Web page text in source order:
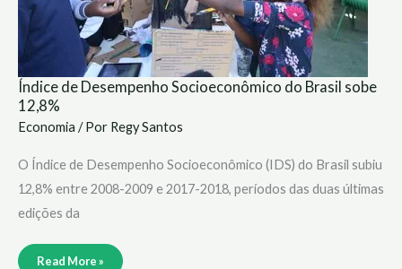
Índice de Desempenho Socioeconômico do Brasil sobe
12,8%
Economia / Por Regy Santos
O Índice de Desempenho Socioeconômico (IDS) do Brasil subiu
12,8% entre 2008-2009 e 2017-2018, períodos das duas últimas
edições da
Read More »